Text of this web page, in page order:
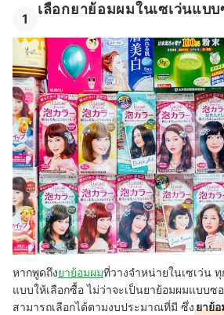
1
เลือกยาย้อมผมในเซเว่นแบ
หากพูดถึงยาย้อมผมที่วางจำหน่ายในเซเว่น
แบบให้เลือกซื้อ ไม่ว่าจะเป็นยาย้อมผมแบบ
สามารถเลือกได้ตามงบประมาณที่มี ซึ่งยาย้